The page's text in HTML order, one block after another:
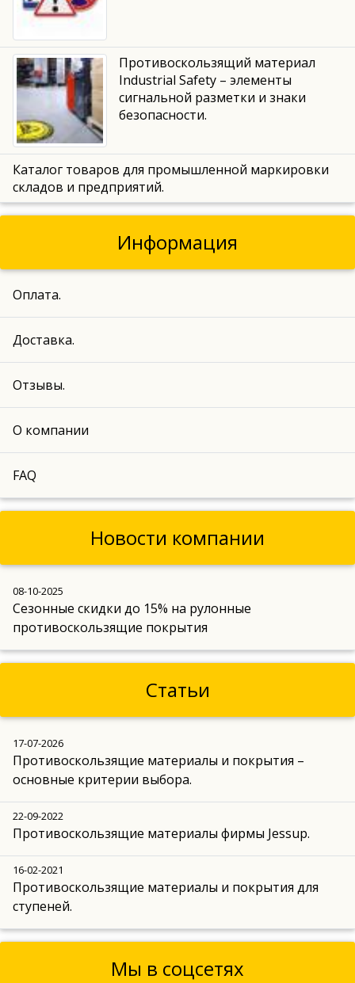
Противоскользящий материал
Industrial Safety – элементы
сигнальной разметки и знаки
безопасности.
Каталог товаров для промышленной маркировки
складов и предприятий.
Информация
Оплата.
Доставка.
Отзывы.
О компании
FAQ
Новости компании
08-10-2025
Сезонные скидки до 15% на рулонные
противоскользящие покрытия
Статьи
17-07-2026
Противоскользящие материалы и покрытия –
основные критерии выбора.
22-09-2022
Противоскользящие материалы фирмы Jessup.
16-02-2021
Противоскользящие материалы и покрытия для
ступеней.
Мы в соцсетях